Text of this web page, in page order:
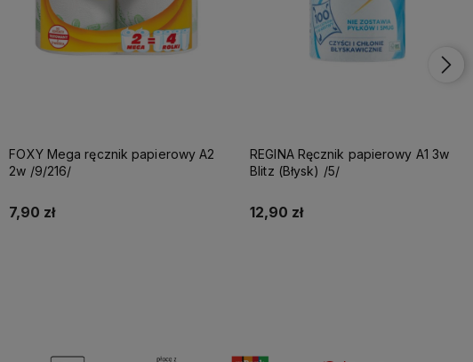
FOXY Mega ręcznik papierowy A2
2w /9/216/
7,90 zł
REGINA Ręcznik papierowy A1 3w
Blitz (Błysk) /5/
12,90 zł